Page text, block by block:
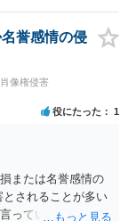
ロゴ、商品情報、
、著作物には当た
が含まれる場合に
。 また、人物写真
人に帰属します
に著作権が生じる
から提供された素
性は認められにく
創作性が認められ
真や文章等を制作
ありません。 もっ
誉感情の侵
像権侵害
役にたった 1
または名誉感情の
されることが多い
っている点も加味